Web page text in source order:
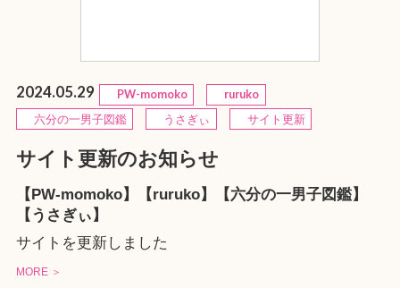
2024.05.29 PW-momoko
ruruko
六分の一男子図鑑
うさぎぃ サイト更新
サイト更新のお知らせ
【PW-momoko】【ruruko】【六分の一男子図鑑】
【うさぎぃ】
サイトを更新しました
MORE ＞